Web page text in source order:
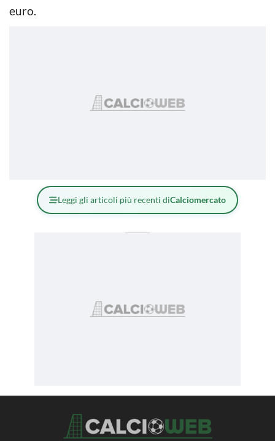
euro.
Leggi gli articoli più recenti diCalciomercato